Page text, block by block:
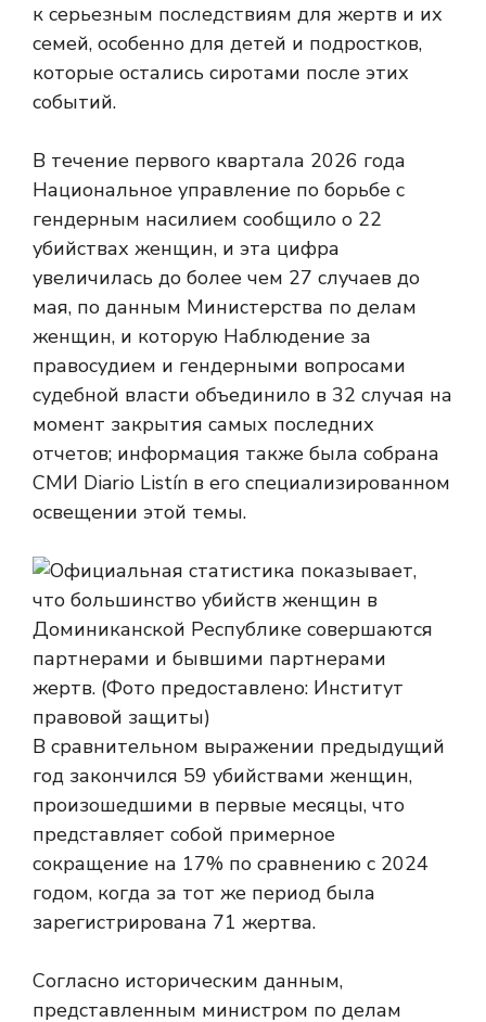
к серьезным последствиям для жертв и их
семей, особенно для детей и подростков,
которые остались сиротами после этих
событий.
В течение первого квартала 2026 года
Национальное управление по борьбе с
гендерным насилием сообщило о 22
убийствах женщин, и эта цифра
увеличилась до более чем 27 случаев до
мая, по данным Министерства по делам
женщин, и которую Наблюдение за
правосудием и гендерными вопросами
судебной власти объединило в 32 случая на
момент закрытия самых последних
отчетов; информация также была собрана
СМИ Diario Listín в его специализированном
освещении этой темы.
В сравнительном выражении предыдущий
год закончился 59 убийствами женщин,
произошедшими в первые месяцы, что
представляет собой примерное
сокращение на 17% по сравнению с 2024
годом, когда за тот же период была
зарегистрирована 71 жертва.
Согласно историческим данным,
представленным министром по делам